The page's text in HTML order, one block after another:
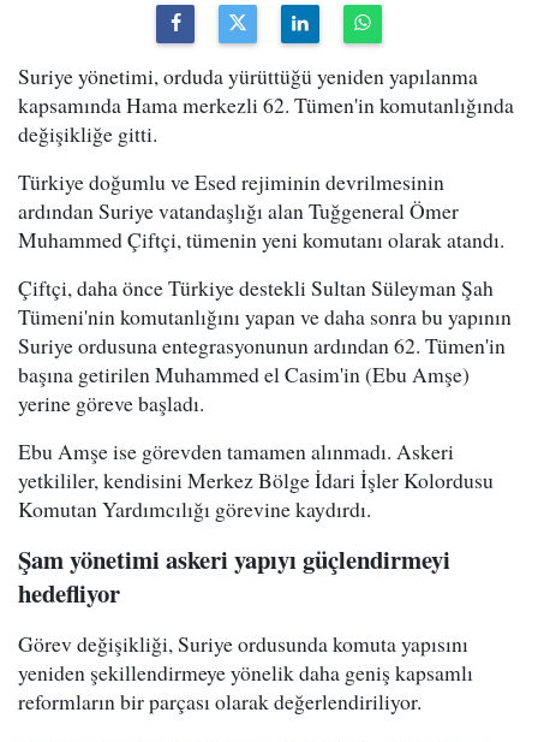
Suriye yönetimi, orduda yürüttüğü yeniden yapılanma
kapsamında Hama merkezli 62. Tümen'in komutanlığında
değişikliğe gitti.
Türkiye doğumlu ve Esed rejiminin devrilmesinin
ardından Suriye vatandaşlığı alan Tuğgeneral Ömer
Muhammed Çiftçi, tümenin yeni komutanı olarak atandı.
Çiftçi, daha önce Türkiye destekli Sultan Süleyman Şah
Tümeni'nin komutanlığını yapan ve daha sonra bu yapının
Suriye ordusuna entegrasyonunun ardından 62. Tümen'in
başına getirilen Muhammed el Casim'in (Ebu Amşe)
yerine göreve başladı.
Ebu Amşe ise görevden tamamen alınmadı. Askeri
yetkililer, kendisini Merkez Bölge İdari İşler Kolordusu
Komutan Yardımcılığı görevine kaydırdı.
Şam yönetimi askeri yapıyı güçlendirmeyi
hedefliyor
Görev değişikliği, Suriye ordusunda komuta yapısını
yeniden şekillendirmeye yönelik daha geniş kapsamlı
reformların bir parçası olarak değerlendiriliyor.